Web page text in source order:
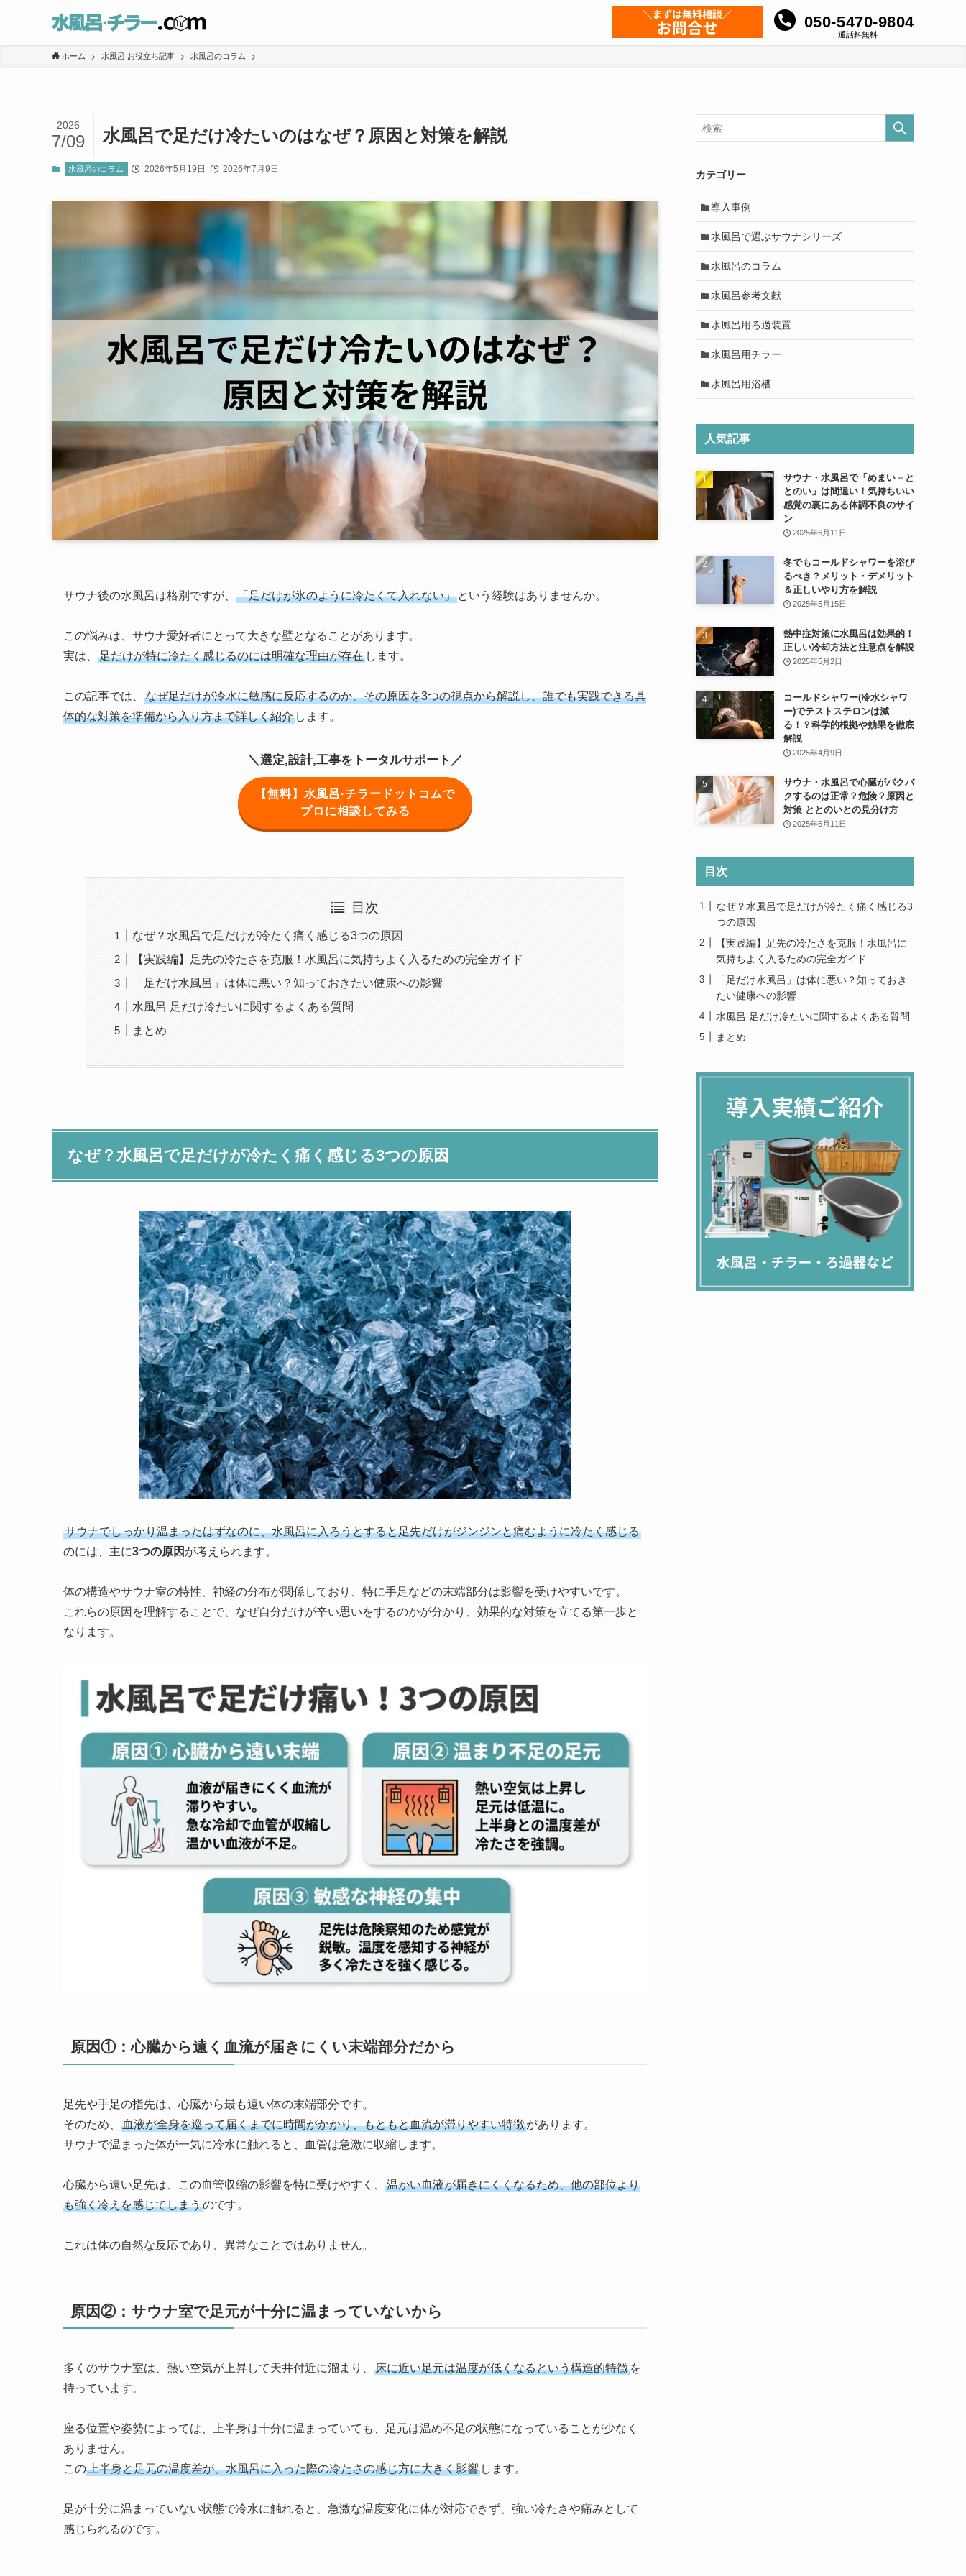
050-5470-9804
通話料無料
ホーム 水風呂 お役立ち記事 水風呂のコラム
水風呂で足だけ冷たいのはなぜ？原因と対策を解説
2026
7/09
水風呂のコラム 2026年5月19日 2026年7月9日
サウナ後の水風呂は格別ですが、 「足だけが氷のように冷たくて入れない」 という経験はありませんか。
この悩みは、サウナ愛好者にとって大きな壁となることがあります。
実は、
足だけが特に冷たく感じるのには明確な理由が存在 します。
この記事では、
なぜ足だけが冷水に敏感に反応するのか、その原因を3つの視点から解説し、誰でも実践できる具
体的な対策を準備から入り方まで詳しく紹介 します。
＼選定,設計,工事をトータルサポート／
【無料】水風呂·チラードットコムで
プロに相談してみる
目次
なぜ？水風呂で足だけが冷たく痛く感じる3つの原因
【実践編】足先の冷たさを克服！水風呂に気持ちよく入るための完全ガイド
「足だけ水風呂」は体に悪い？知っておきたい健康への影響
水風呂 足だけ冷たいに関するよくある質問
まとめ
なぜ？水風呂で足だけが冷たく痛く感じる3つの原因
サウナでしっかり温まったはずなのに、水風呂に入ろうとすると足先だけがジンジンと痛むように冷たく感じる
のには、主に3つの原因 が考えられます。
体の構造やサウナ室の特性、神経の分布が関係しており、特に手足などの末端部分は影響を受けやすいです。
これらの原因を理解することで、なぜ自分だけが辛い思いをするのかが分かり、効果的な対策を立てる第一歩と
なります。
原因①：心臓から遠く血流が届きにくい末端部分だから
足先や手足の指先は、心臓から最も遠い体の末端部分です。
そのため、
血液が全身を巡って届くまでに時間がかかり、もともと血流が滞りやすい特徴があります。
サウナで温まった体が一気に冷水に触れると、血管は急激に収縮します。
心臓から遠い足先は、この血管収縮の影響を特に受けやすく、
温かい血液が届きにくくなるため、他の部位より
も強く冷えを感じてしまうのです。
これは体の自然な反応であり、異常なことではありません。
原因②：サウナ室で足元が十分に温まっていないから
多くのサウナ室は、熱い空気が上昇して天井付近に溜まり、 床に近い足元は温度が低くなるという構造的特徴 を
持っています。
座る位置や姿勢によっては、上半身は十分に温まっていても、足元は温め不足の状態になっていることが少なく
ありません。
この上半身と足元の温度差が、水風呂に入った際の冷たさの感じ方に大きく影響 します。
足が十分に温まっていない状態で冷水に触れると、急激な温度変化に体が対応できず、強い冷たさや痛みとして
感じられるのです。
カテゴリー
導入事例
水風呂で選ぶサウナシリーズ
水風呂のコラム
水風呂参考文献
水風呂用ろ過装置
水風呂用チラー
水風呂用浴槽
人気記事
サウナ・水風呂で「めまい＝と
とのい」は間違い！気持ちいい
感覚の裏にある体調不良のサイ
ン
2025年6月11日
冬でもコールドシャワーを浴び
るべき？メリット・デメリット
＆正しいやり方を解説
2025年5月15日
熱中症対策に水風呂は効果的！
正しい冷却方法と注意点を解説
2025年5月2日
コールドシャワー(冷水シャワ
ー)でテストステロンは減
る！？科学的根拠や効果を徹底
解説
2025年4月9日
サウナ・水風呂で心臓がバクバ
クするのは正常？危険？原因と
対策 ととのいとの見分け方
2025年6月11日
目次
なぜ？水風呂で足だけが冷たく痛く感じる3
つの原因
【実践編】足先の冷たさを克服！水風呂に
気持ちよく入るための完全ガイド
「足だけ水風呂」は体に悪い？知っておき
たい健康への影響
水風呂 足だけ冷たいに関するよくある質問
まとめ